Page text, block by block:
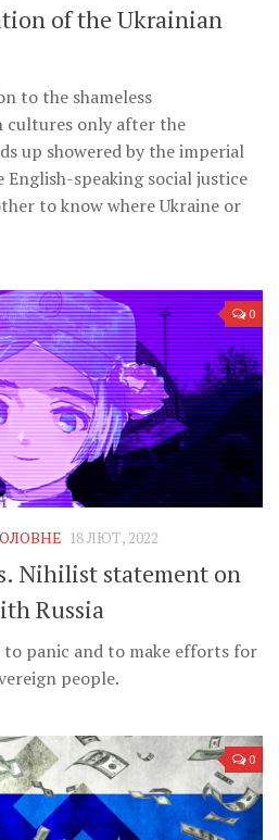
of the Ukrainian
to the shameless
only after the
up showered by the imperial
English-speaking social justice
to know where Ukraine or
0
18 ЛЮТ, 2022
Nihilist statement on
Russia
to panic and to make efforts for
people.
0